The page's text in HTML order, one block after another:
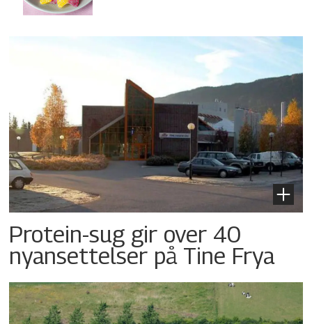
Protein-sug gir over 40
nyansettelser på Tine Frya